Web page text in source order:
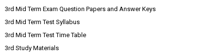
3rd Mid Term Exam Question Papers and Answer Keys
3rd Mid Term Test Syllabus
3rd Mid Term Test Time Table
3rd Study Materials